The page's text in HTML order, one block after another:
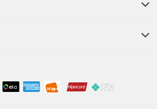
SW 1.6 8V AP FLEX (2005 - 2013)